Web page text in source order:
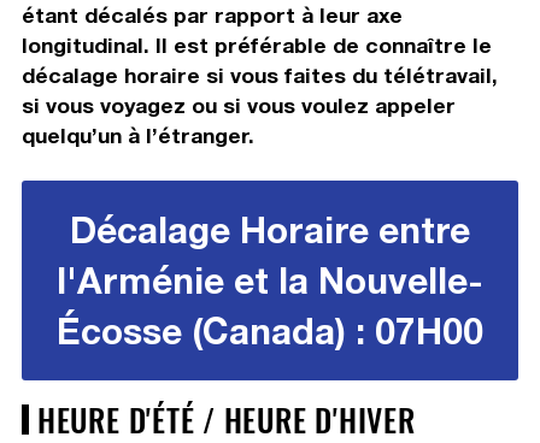
étant décalés par rapport à leur axe
longitudinal. Il est préférable de connaître le
décalage horaire si vous faites du télétravail,
si vous voyagez ou si vous voulez appeler
quelqu’un à l’étranger.
Décalage Horaire entre
l'Arménie et la Nouvelle-
Écosse (Canada) : 07H00
HEURE D'ÉTÉ / HEURE D'HIVER